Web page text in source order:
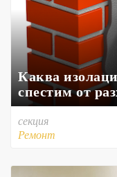
Каква
спестим от
секция
Ремонт